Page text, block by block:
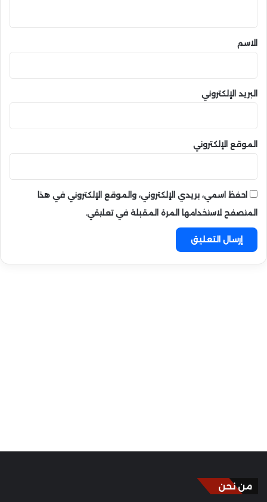
ط
ن
ا
ي
*الاسم
البريد الإلكتروني
الموقع الإلكتروني
احفظ اسمي، بريدي الإلكتروني، والموقع الإلكتروني في هذا
المتصفح لاستخدامها المرة المقبلة في تعليقي.
من نحن